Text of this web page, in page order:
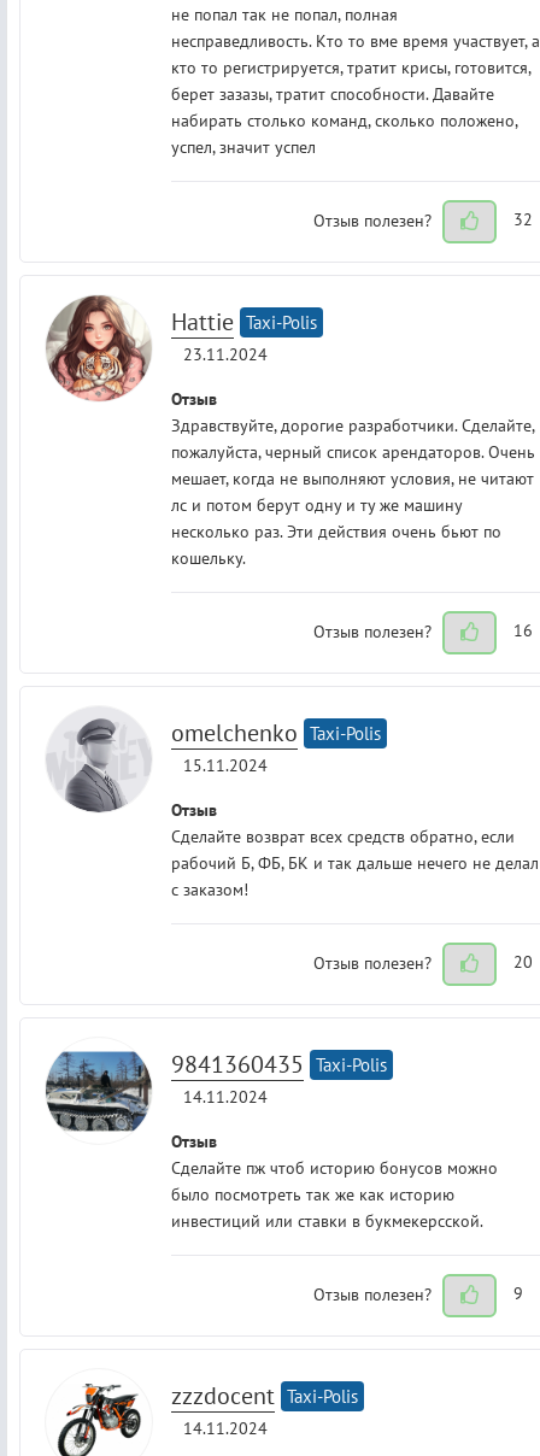
не попал так не попал, полная
несправедливость. Кто то вме время участвует, а
кто то регистрируется, тратит крисы, готовится,
берет зазазы, тратит способности. Давайте
набирать столько команд, сколько положено,
успел, значит успел
Отзыв полезен? 32
Hattie Taxi-Polis
23.11.2024
Отзыв
Здравствуйте, дорогие разработчики. Сделайте,
пожалуйста, черный список арендаторов. Очень
мешает, когда не выполняют условия, не читают
лс и потом берут одну и ту же машину
несколько раз. Эти действия очень бьют по
кошельку.
Отзыв полезен? 16
omelchenko Taxi-Polis
15.11.2024
Отзыв
Сделайте возврат всех средств обратно, если
рабочий Б, ФБ, БК и так дальше нечего не делал
с заказом!
Отзыв полезен? 20
9841360435 Taxi-Polis
14.11.2024
Отзыв
Сделайте пж чтоб историю бонусов можно
было посмотреть так же как историю
инвестиций или ставки в букмекерсской.
Отзыв полезен? 9
zzzdocent Taxi-Polis
14.11.2024